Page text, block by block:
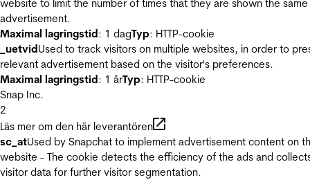
website to limit the number of times that they are shown the same
advertisement.
Maximal lagringstid: 1 dagTyp: HTTP-cookie
_uetvidUsed to track visitors on multiple websites, in order to
relevant advertisement based on the visitor's preferences.
Maximal lagringstid: 1 årTyp: HTTP-cookie
Snap Inc.
2
Läs mer om den här leverantören
sc_atUsed by Snapchat to implement advertisement content on
website - The cookie detects the efficiency of the ads and
visitor data for further visitor segmentation.